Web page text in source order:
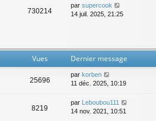
730214
par supercook
14 juil. 2025, 21:25
Vues Dernier message
25696
par korben
11 déc. 2025, 10:19
8219
par Leboubou111
14 nov. 2021, 10:51